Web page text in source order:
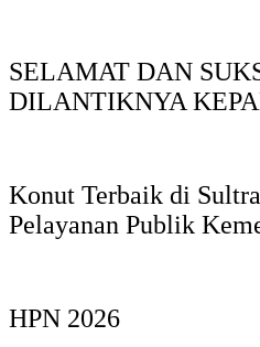
SELAMAT DAN
DILANTIKNYA
Konut Terbaik di
Pelayanan Publik
HPN 2026